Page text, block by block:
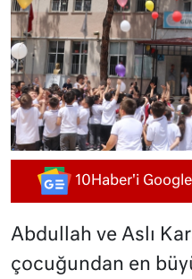
10Haber'i
Abdullah ve Aslı
çocuğundan en